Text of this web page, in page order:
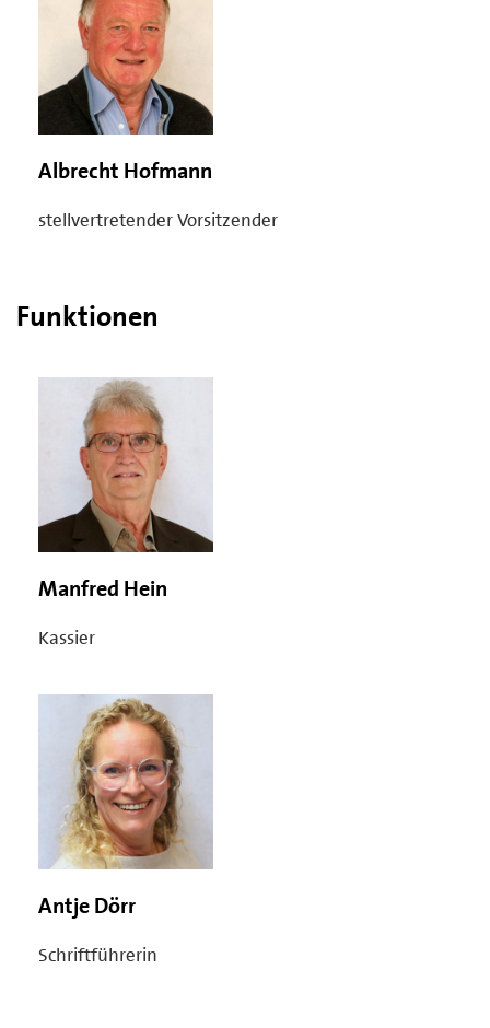
Albrecht Hofmann
stellvertretender Vorsitzender
Funktionen
Manfred Hein
Kassier
Antje Dörr
Schriftführerin